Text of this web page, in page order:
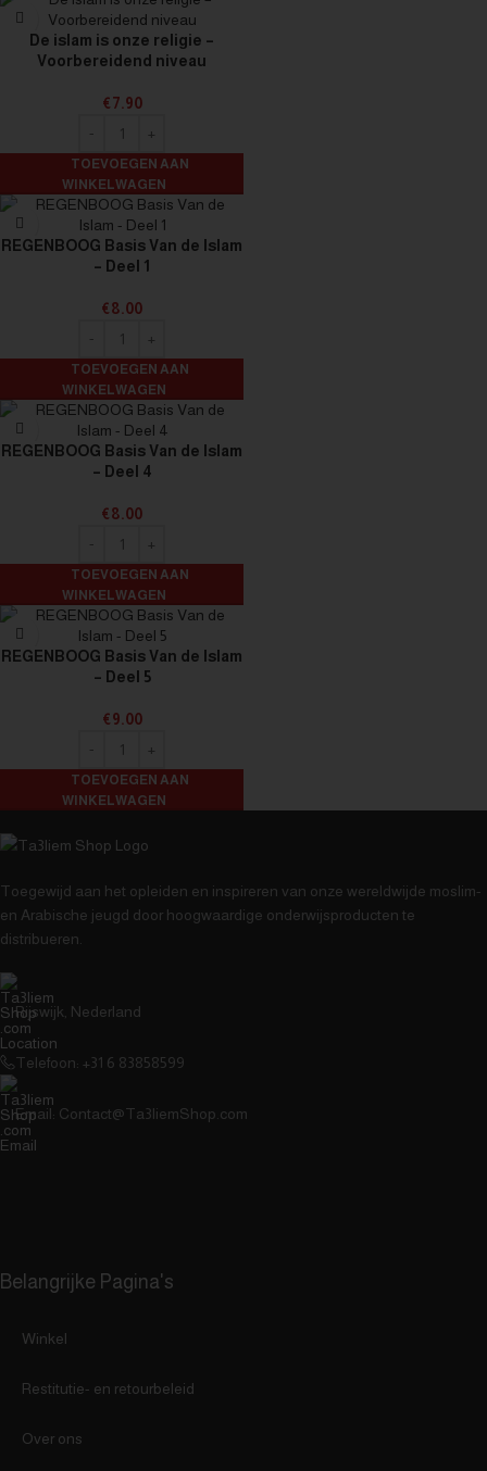
De islam is onze religie –
Voorbereidend niveau
€7.90
TOEVOEGEN AAN
WINKELWAGEN
REGENBOOG Basis Van de Islam
– Deel 1
€8.00
TOEVOEGEN AAN
WINKELWAGEN
REGENBOOG Basis Van de Islam
– Deel 4
€8.00
TOEVOEGEN AAN
WINKELWAGEN
REGENBOOG Basis Van de Islam
– Deel 5
€9.00
TOEVOEGEN AAN
WINKELWAGEN
Toegewijd aan het opleiden en inspireren van onze wereldwijde moslim-
en Arabische jeugd door hoogwaardige onderwijsproducten te
distribueren.
Rijswijk, Nederland
Telefoon: ⁦+31 6 83858599⁩
Email: Contact@Ta3liemShop.com
Belangrijke Pagina's
Winkel
Restitutie- en retourbeleid
Over ons